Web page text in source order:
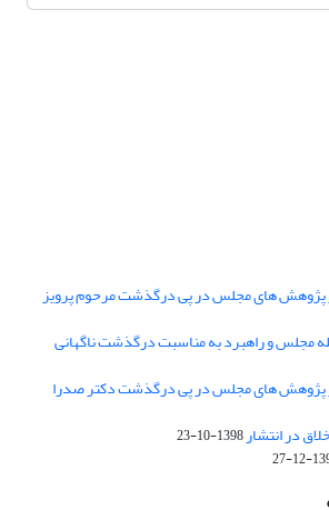
پژوهش های مجلس در پی درگذشت مرحوم پرویز
مجلس و راهبرد به مناسبت درگذشت ناگهانی
پژوهش های مجلس در پی درگذشت دکتر صدرا
در انتشار1398-10-23